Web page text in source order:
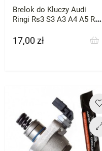
Brelok do Kluczy Audi
Ringi Rs3 S3 A3 A4 A5 Rs6
Cena
17,00 zł